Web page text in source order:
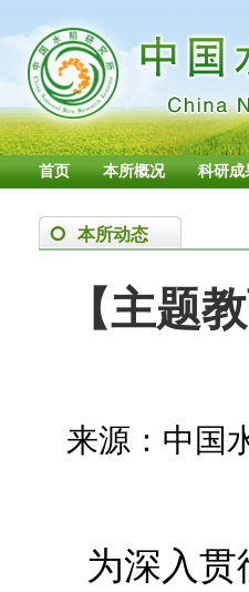
首页 本所概况 科研成
本所动态
【主题
来源：中国
为深入